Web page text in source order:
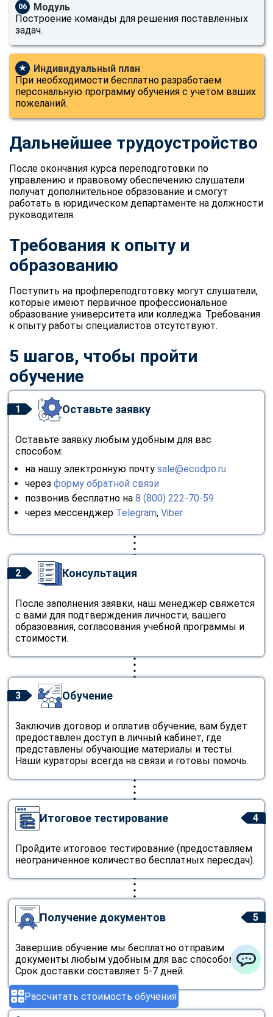
Рассчитать стоимость обучения
06
Модуль
Построение команды для решения поставленных
задач.
★
Индивидуальный план
При необходимости бесплатно разработаем
персональную программу обучения с учетом ваших
пожеланий.
Дальнейшее трудоустройство
После окончания курса переподготовки по
управлению и правовому обеспечению слушатели
получат дополнительное образование и смогут
работать в юридическом департаменте на должности
руководителя.
Требования к опыту и
образованию
Поступить на профпереподготовку могут слушатели,
которые имеют первичное профессиональное
образование университета или колледжа. Требования
к опыту работы специалистов отсутствуют.
5 шагов, чтобы пройти
обучение
1 Оставьте заявку
Оставьте заявку любым удобным для вас
способом:
на нашу электронную почту sale@ecodpo.ru
через форму обратной связи
позвонив бесплатно на 8 (800) 222-70-59
через мессенджер Telegram, Viber
2 Консультация
После заполнения заявки, наш менеджер свяжется
с вами для подтверждения личности, вашего
образования, согласования учебной программы и
стоимости.
3 Обучение
Заключив договор и оплатив обучение, вам будет
предоставлен доступ в личный кабинет, где
представлены обучающие материалы и тесты.
Наши кураторы всегда на связи и готовы помочь.
4
Итоговое тестирование
Пройдите итоговое тестирование (предоставляем
неограниченное количество бесплатных пересдач).
5
Получение документов
Завершив обучение мы бесплатно отправим
документы любым удобным для вас способом.
Срок доставки составляет 5-7 дней.
ChatApp
online
Мессенджеры
Свяжитесь с нами через любой удобный мессенджер!
Telegram
Vkontakte EMail
Max
ChatApp